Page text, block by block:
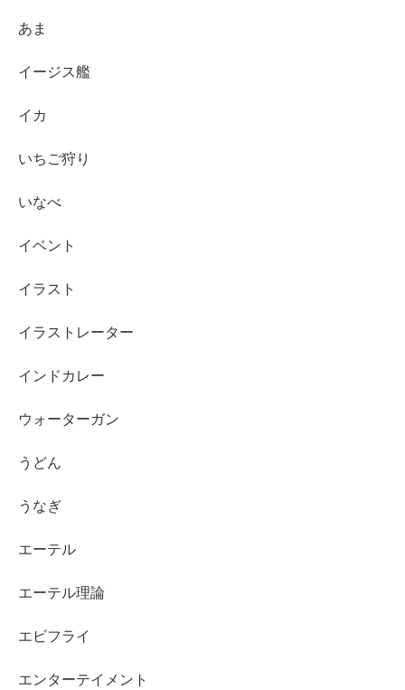
あま
イージス艦
イカ
いちご狩り
いなべ
イベント
イラスト
イラストレーター
インドカレー
ウォーターガン
うどん
うなぎ
エーテル
エーテル理論
エビフライ
エンターテイメント